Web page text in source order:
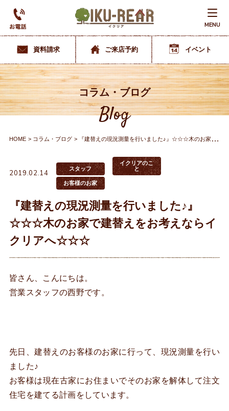
MENU
資料請求 ご来店予約 イベント
コラム・ブログ
Blog
HOME コラム・ブログ 『建替えの現況測量を行いました♪』☆☆☆木のお家で建替えをお考えならイクリアへ☆☆☆
2019.02.14 スタッフ
イクリアのこ
と
お客様のお家
『建替えの現況測量を行いました♪』
☆☆☆木のお家で建替えをお考えならイ
クリアへ☆☆☆
皆さん、こんにちは。
営業スタッフの西野です。
先日、建替えのお客様のお家に行って、現況測量を行い
ました♪
お客様は現在古家にお住まいでそのお家を解体して注文
住宅を建てる計画をしています。